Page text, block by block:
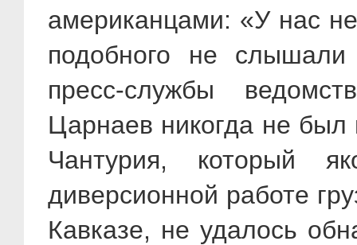
американцами: «У нас
подобного не
пресс-службы
Царнаев никогда не был
Чантурия, который
диверсионной работе
Кавказе, не удалось